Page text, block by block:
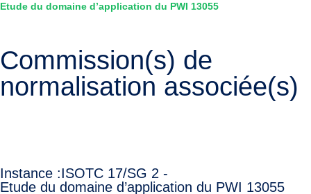
Etude du domaine d’application du PWI 13055
Commission(s) de
normalisation associée(s)
Instance :ISOTC 17/SG 2 -
Etude du domaine d’application du PWI 13055